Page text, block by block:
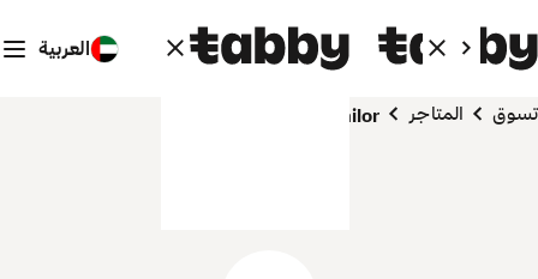
العربية
تسوق المتاجر Pick and Tailor